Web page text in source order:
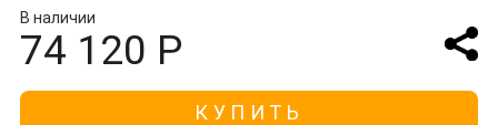
В наличии
74 120 Р
КУПИТЬ